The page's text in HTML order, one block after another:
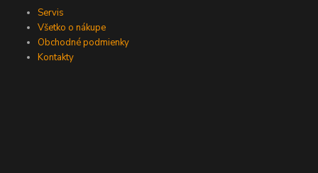
Servis
Všetko o nákupe
Obchodné podmienky
Kontakty